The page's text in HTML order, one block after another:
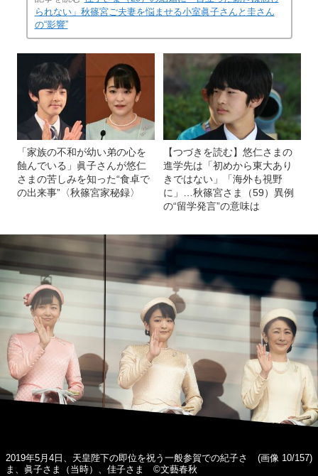
られない」秋篠宮ご夫妻を悩ませる小室眞子さんと圭さん
の“影響”
「家族の不和が幼い弟の心を
蝕んでいる」眞子さんが悠仁
さまの苦しみを知った“食卓で
の出来事”〈秋篠宮家秘録〉
【つづきを読む】悠仁さまの
進学先は「初めから東大あり
きではない」「海外も視野
に」…秋篠宮さま（59）異例
の“留学発言”の意味は
2019年5月4日、天皇陛下の即位を祝う一般参賀での紀子さ
ま、眞子さま（当時）、佳子さま ©文藝春秋
(画像 10/157)